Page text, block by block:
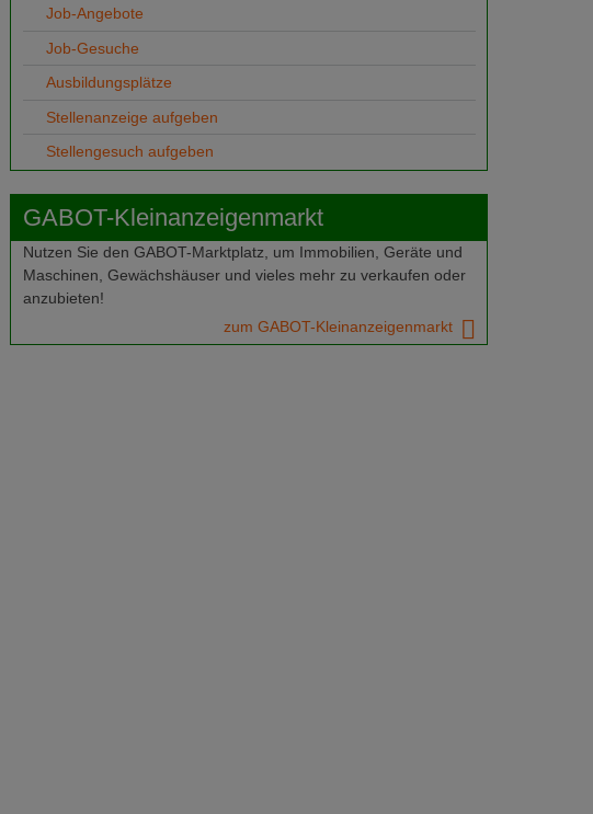
Job-Angebote
Job-Gesuche
Ausbildungsplätze
Stellenanzeige aufgeben
Stellengesuch aufgeben
GABOT-Kleinanzeigenmarkt
Nutzen Sie den GABOT-Marktplatz, um Immobilien, Geräte und
Maschinen, Gewächshäuser und vieles mehr zu verkaufen oder
anzubieten!
zum GABOT-Kleinanzeigenmarkt